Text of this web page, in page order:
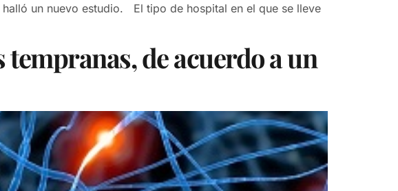
un nuevo estudio. El tipo de hospital en el que se lleve
de acuerdo a un